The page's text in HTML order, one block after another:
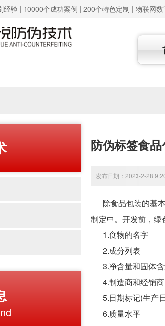
经验 | 10000个成功案例 | 200个特色定制 | 物联网数
防伪标签食
发布日期：2023-2-28
除食品包装的基本
制定中。开发前，绿
1.食物的名字
2.成分列表
3.净含量和固体
4.制造商和经销商
5.日期标记(生产
6.质量水平